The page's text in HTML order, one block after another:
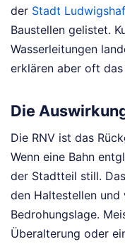
der Stadt
Baustellen gelistet.
Wasserleitungen
erklären aber oft
Die
Die RNV ist das
Wenn eine Bahn
der Stadtteil still.
den Haltestellen
Bedrohungslage.
Überalterung oder